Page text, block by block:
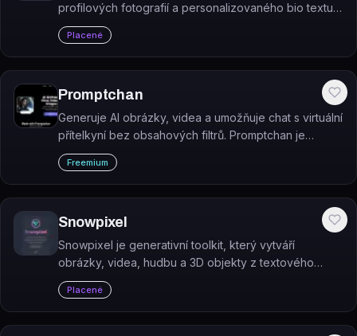
profilových fotografií a personalizovaného bio textu
na základě fotek nahraných uživatelem.
Placené
Promptchan
Generuje AI obrázky, videa a umožňuje chat s virtuální
přítelkyní bez obsahových filtrů. Promptchan je
platforma pro tvorbu a přizpůsobení virtuální AI
partnerky.
Freemium
Snowpixel
Snowpixel je generativní toolkit, který vytváří
obrázky, videa, hudbu a 3D objekty z textového
popisu nebo obrázků.
Placené